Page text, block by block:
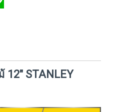
12" STANLEY